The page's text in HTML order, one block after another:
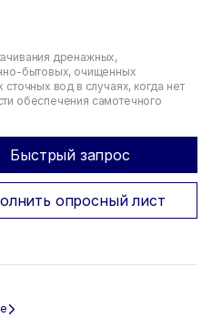
дренажных,
бытовых, очищенных
сточных вод в случаях, когда нет
обеспечения самотечного
Быстрый запрос
опросный лист